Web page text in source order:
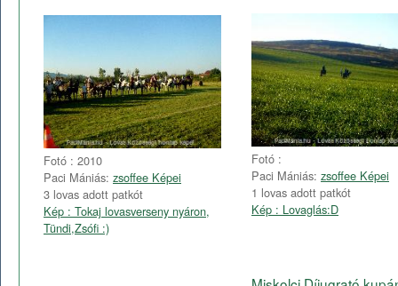
Fotó : 2010
Paci Mániás: zsoffee Képei
3 lovas adott patkót
Kép : Tokaj lovasverseny nyáron,
Tündi,Zsófi :)
Fotó :
Paci Mániás: zsoffee Képei
1 lovas adott patkót
Kép : Lovaglás:D